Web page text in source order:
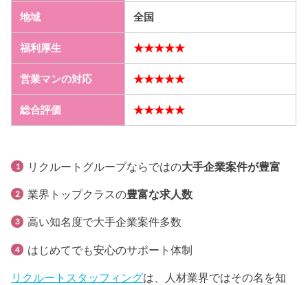
地域 全国
福利厚生 ★★★★★
営業マンの対応 ★★★★★
総合評価 ★★★★★
リクルートグループならではの大手企業案件が豊富
業界トップクラスの豊富な求人数
高い知名度で大手企業案件多数
はじめてでも安心のサポート体制
リクルートスタッフィングは、人材業界ではその名を知